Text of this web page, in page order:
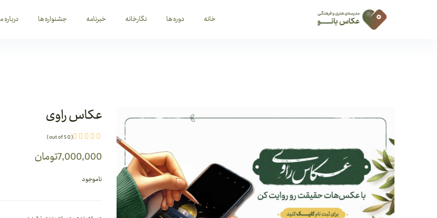
خانه دوره ها نگارخانه خبرنامه جشنواره ها درباره
عکاس راوی
( 0 out of 5 )
7,000,000تومان
ناموجود